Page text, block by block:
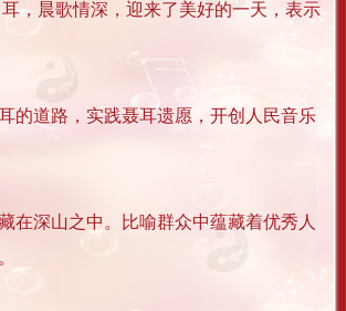
，晨歌情深，迎来了美好的一天，表示
的道路，实践聂耳遗愿，开创人民音乐
在深山之中。比喻群众中蕴藏着优秀人